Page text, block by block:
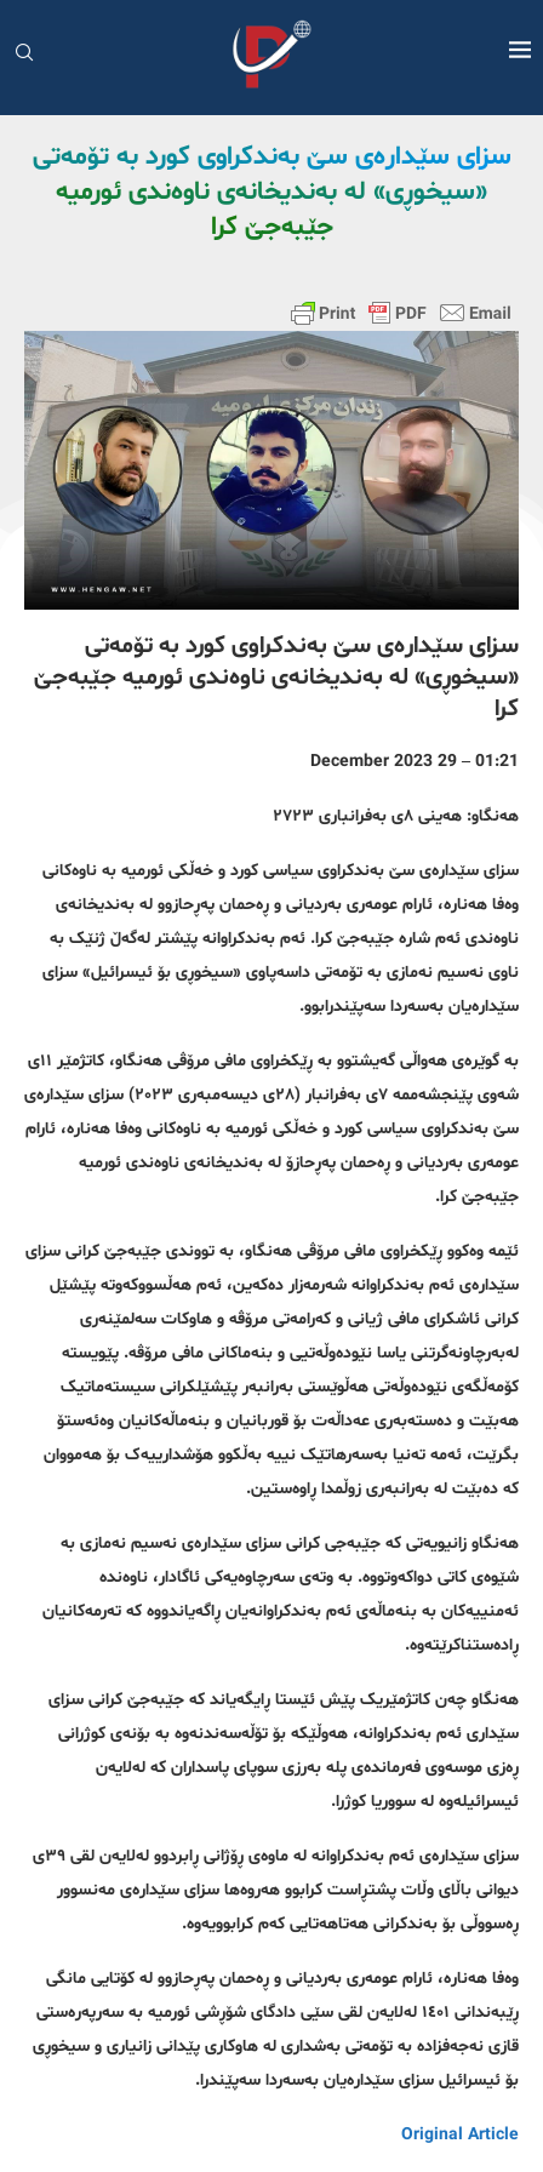
سزای سێدارەی سێ بەندکراوی کورد بە تۆمەتی
«سیخوڕی» لە بەندیخانەی ناوەندی ئورمیە
جێبەجێ کرا
سزای سێدارەی سێ بەندکراوی کورد بە تۆمەتی
«سیخوڕی» لە بەندیخانەی ناوەندی ئورمیە جێبەجێ
کرا
01:21 – 29 December 2023
هەنگاو: هەینی ٨ی بەفرانباری ٢٧٢٣
سزای سێدارەی سێ بەندکراوی سیاسی کورد و خەڵکی ئورمیە بە ناوەکانی
وەفا هەنارە، ئارام عومەری بەردیانی و ڕەحمان پەڕحازوو لە بەندیخانەی
ناوەندی ئەم شارە جێبەجێ کرا. ئەم بەندکراوانە پێشتر لەگەڵ ژنێک بە
ناوی نەسیم نەمازی بە تۆمەتی داسەپاوی «سیخوڕی بۆ ئیسرائیل» سزای
سێدارەیان بەسەردا سەپێندرابوو.
بە گوێرەی هەواڵی گەیشتوو بە ڕێکخراوی مافی مرۆڤی هەنگاو، کاتژمێر ١١ی
شەوی پێنجشەممە ٧ی بەفرانبار (٢٨ی دیسەمبەری ٢٠٢٣) سزای سێدارەی
سێ بەندکراوی سیاسی کورد و خەڵکی ئورمیە بە ناوەکانی وەفا هەنارە، ئارام
عومەری بەردیانی و ڕەحمان پەڕحازۆ لە بەندیخانەی ناوەندی ئورمیە
جێبەجێ کرا.
ئێمە وەکوو ڕێکخراوی مافی مرۆڤی هەنگاو، بە تووندی جێبەجێ کرانی سزای
سێدارەی ئەم بەندکراوانە شەرمەزار دەکەین، ئەم هەڵسووکەوتە پێشێل
کرانی ئاشکرای مافی ژیانی و کەرامەتی مرۆڤە و هاوکات سەلمێنەری
لەبەرچاونەگرتنی یاسا نێودەوڵەتیی و بنەماکانی مافی مرۆڤە. پێویستە
کۆمەڵگەی نێودەوڵەتی هەڵوێستی بەرانبەر پێشێلکرانی سیستەماتیک
هەبێت و دەستەبەری عەداڵەت بۆ قوربانیان و بنەماڵەکانیان وەئەستۆ
بگرێت، ئەمە تەنیا بەسەرهاتێک نییە بەڵکوو هۆشدارییەک بۆ هەمووان
کە دەبێت لە بەرانبەری زوڵمدا ڕاوەستین.
هەنگاو زانیویەتی کە جێبەجی کرانی سزای سێدارەی نەسیم نەمازی بە
شێوەی کاتی دواکەوتووە. بە وتەی سەرچاوەیەکی ئاگادار، ناوەندە
ئەمنییەکان بە بنەماڵەی ئەم بەندکراوانەیان ڕاگەیاندووە کە تەرمەکانیان
ڕادەستناکرێتەوە.
هەنگاو چەن کاتژمێریک پێش ئێستا ڕایگەیاند کە جێبەجێ کرانی سزای
سێداری ئەم بەندکراوانە، هەوڵێکە بۆ تۆڵەسەندنەوە بە بۆنەی کوژرانی
ڕەزی موسەوی فەرماندەی پلە بەرزی سوپای پاسداران کە لەلایەن
ئیسرائیلەوە لە سووریا کوژرا.
سزای سێدارەی ئەم بەندکراوانە لە ماوەی ڕۆژانی ڕابردوو لەلایەن لقی ٣٩ی
دیوانی باڵای وڵات پشتڕاست کرابوو هەروەها سزای سێدارەی مەنسوور
ڕەسووڵی بۆ بەندکرانی هەتاهەتایی کەم کرابوویەوە.
وەفا هەنارە، ئارام عومەری بەردیانی و ڕەحمان پەڕحازوو لە کۆتایی مانگی
ڕێبەندانی ١٤٠١ لەلایەن لقی سێی دادگای شۆڕشی ئورمیە بە سەرپەرەستی
قازی نەجەفزادە بە تۆمەتی بەشداری لە هاوکاری پێدانی زانیاری و سیخوڕی
بۆ ئیسرائیل سزای سێدارەیان بەسەردا سەپێندرا.
Original Article